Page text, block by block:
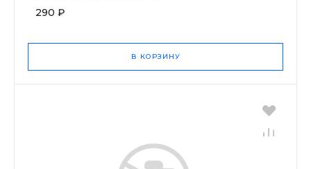
290 ₽
В КОРЗИНУ